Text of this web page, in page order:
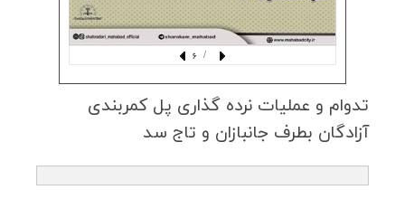
/ 6
تدوام و عملیات نرده گذاری پل كمربندی
آزادگان بطرف جانبازان و تاج سد